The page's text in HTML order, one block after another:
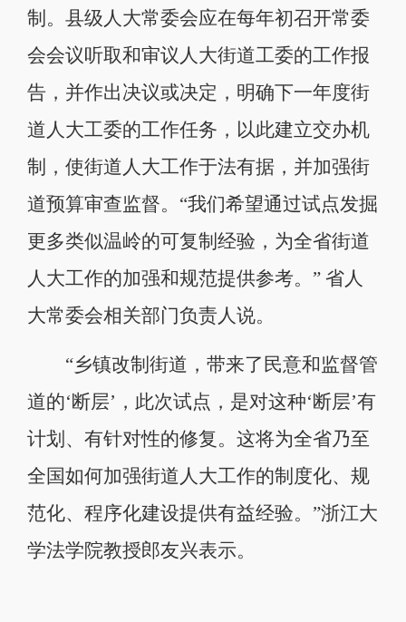
制。县级人大常委会应在每年初召开常委
会会议听取和审议人大街道工委的工作报
告，并作出决议或决定，明确下一年度街
道人大工委的工作任务，以此建立交办机
制，使街道人大工作于法有据，并加强街
道预算审查监督。“我们希望通过试点发掘
更多类似温岭的可复制经验，为全省街道
人大工作的加强和规范提供参考。” 省人
大常委会相关部门负责人说。
“乡镇改制街道，带来了民意和监督管
道的‘断层’，此次试点，是对这种‘断层’有
计划、有针对性的修复。这将为全省乃至
全国如何加强街道人大工作的制度化、规
范化、程序化建设提供有益经验。”浙江大
学法学院教授郎友兴表示。